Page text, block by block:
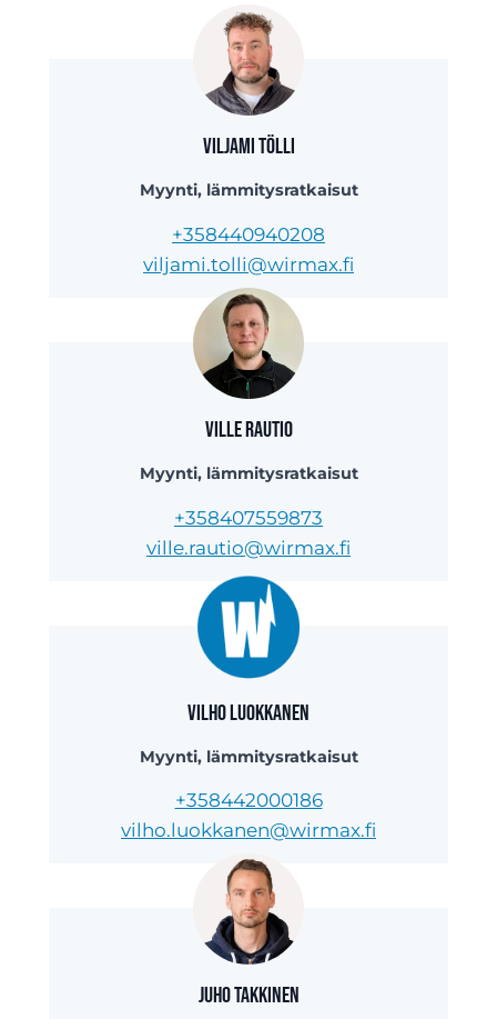
Viljami Tölli
Myynti, lämmitysratkaisut
+358440940208
viljami.tolli@wirmax.fi
Ville Rautio
Myynti, lämmitysratkaisut
+358407559873
ville.rautio@wirmax.fi
Vilho Luokkanen
Myynti, lämmitysratkaisut
+358442000186
vilho.luokkanen@wirmax.fi
Juho Takkinen